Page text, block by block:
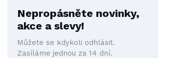
Nepropásněte novinky,
akce a slevy!
Můžete se kdykoli odhlásit.
Zasíláme jednou za 14 dní.